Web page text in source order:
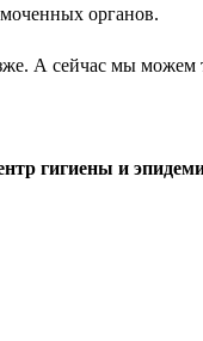
органов.
А сейчас мы можем
гигиены и